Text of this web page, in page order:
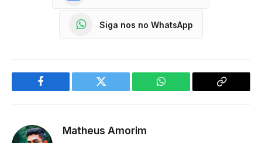
Siga nos no WhatsApp
Facebook Twitter WhatsApp
Copy
Matheus Amorim